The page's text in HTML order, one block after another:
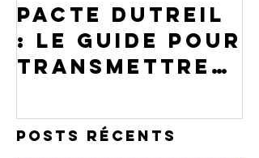
Pacte Dutreil
: Le guide pour
transmettre
entreprise en
2026
Posts Récents